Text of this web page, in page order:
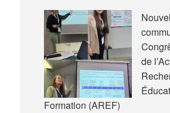
pédagogique
de
Formation (AREF)